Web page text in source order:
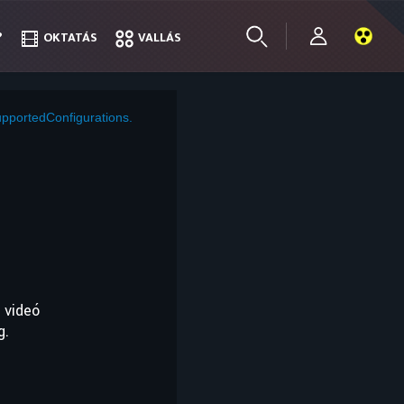
OKTATÁS VALLÁS
OKTATÁS VALLÁS